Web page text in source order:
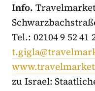
Info.
Tel.: 02104 9 52 41
zu Israel: